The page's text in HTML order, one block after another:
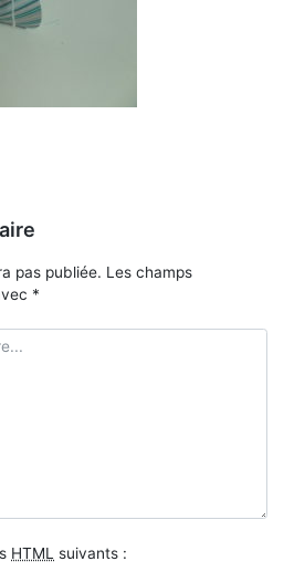
pas publiée. Les champs
*
HTML suivants :